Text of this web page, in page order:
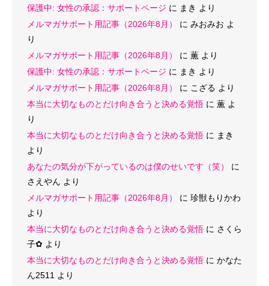
保護中: 女性の承認：サポートページ に まき より
メルマガサポート用記事（2026年8月）
に みおみお よ
り
メルマガサポート用記事（2026年8月）
に 薫 より
保護中: 女性の承認：サポートページ に まき より
メルマガサポート用記事（2026年8月）
に こざる より
本当に大切なものとだけ向き合うと決める覚悟 に 薫 よ
り
本当に大切なものとだけ向き合うと決める覚悟 に まき
より
あなたの気分が下がっているのは僕のせいです（笑）
に
さえやん より
メルマガサポート用記事（2026年8月）
に 珍獣もりかわ
より
本当に大切なものとだけ向き合うと決める覚悟 に さくら
子‪✿ より
本当に大切なものとだけ向き合うと決める覚悟 に かなた
ん2511 より